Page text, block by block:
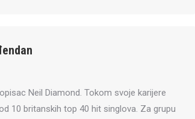
Neil Diamond. Tokom svoje karijere
10 britanskih top 40 hit singlova. Za grupu